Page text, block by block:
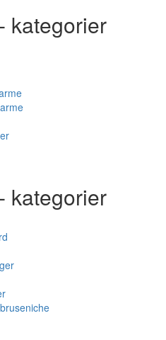
kategorier
kategorier